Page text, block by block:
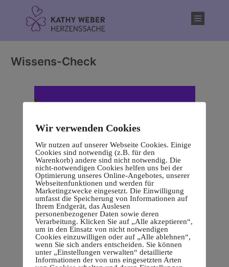
Wissens-Check
Wir verwenden Cookies
Wir nutzen auf unserer Webseite Cookies. Einige
Cookies sind notwendig (z.B. für den
Warenkorb) andere sind nicht notwendig. Die
nicht-notwendigen Cookies helfen uns bei der
Optimierung unseres Online-Angebotes, unserer
Webseitenfunktionen und werden für
Marketingzwecke eingesetzt. Die Einwilligung
umfasst die Speicherung von Informationen auf
Ihrem Endgerät, das Auslesen
personenbezogener Daten sowie deren
Verarbeitung. Klicken Sie auf „Alle akzeptieren“,
um in den Einsatz von nicht notwendigen
Cookies einzuwilligen oder auf „Alle ablehnen“,
wenn Sie sich anders entscheiden. Sie können
unter „Einstellungen verwalten“ detaillierte
Informationen der von uns eingesetzten Arten